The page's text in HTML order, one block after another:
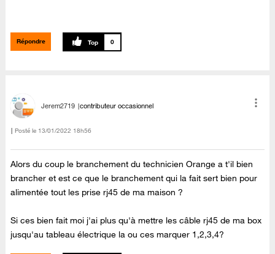
Canal + en clair du 06 au 09 septembre sur TV d'Orange
Répondre 0
Jerem2719 contributeur occasionnel
Posté le ‎13/01/2022 18h56
Alors du coup le branchement du technicien Orange a t'il bien
brancher et est ce que le branchement qui la fait sert bien pour
alimentée tout les prise rj45 de ma maison ?
Si ces bien fait moi j'ai plus qu'à mettre les câble rj45 de ma box
jusqu'au tableau électrique la ou ces marquer 1,2,3,4?